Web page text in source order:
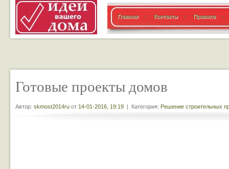
Главная Контакты Правила
Готовые проекты домов
Автор: skmost2014ru от 14-01-2016, 19:19 | Категория: Решение строительных